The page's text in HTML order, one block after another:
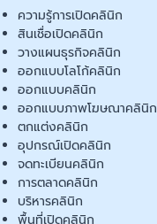
ความรู้การเปิดคลินิก
สินเชื่อเปิดคลินิก
วางแผนธุรกิจคลินิก
ออกแบบโลโก้คลินิก
ออกแบบคลินิก
ออกแบบภาพโฆษณาคลินิก
ตกแต่งคลินิก
อุปกรณ์เปิดคลินิก
จดทะเบียนคลินิก
การตลาดคลินิก
บริหารคลินิก
พื้นที่เปิดคลินิก